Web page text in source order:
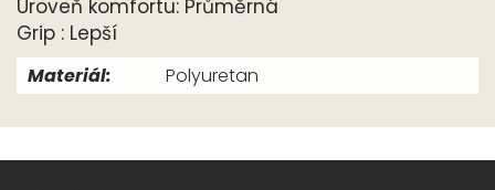
Úroveň komfortu: Průměrná
Grip : Lepší
Materiál: Polyuretan